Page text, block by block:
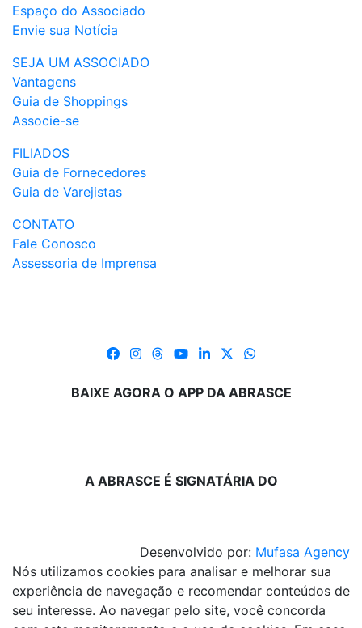
Espaço do Associado
Envie sua Notícia
SEJA UM ASSOCIADO
Vantagens
Guia de Shoppings
Associe-se
FILIADOS
Guia de Fornecedores
Guia de Varejistas
CONTATO
Fale Conosco
Assessoria de Imprensa
BAIXE AGORA O APP DA ABRASCE
A ABRASCE É SIGNATÁRIA DO
Desenvolvido por: Mufasa Agency
Nós utilizamos cookies para analisar e melhorar sua
experiência de navegação e recomendar conteúdos de
seu interesse. Ao navegar pelo site, você concorda